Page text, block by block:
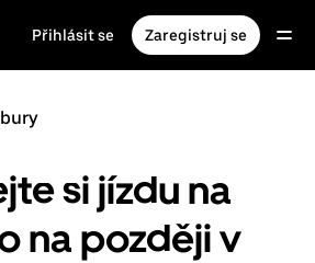
Přihlásit se Zaregistruj se
si jízdu na
na později v